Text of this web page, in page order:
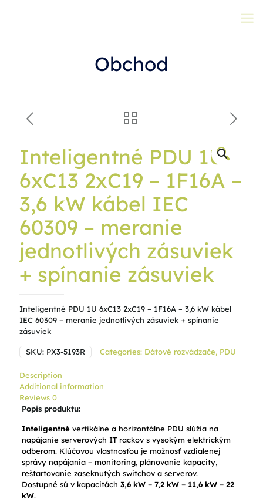
Obchod
🔍
Inteligentné PDU 1U
6xC13 2xC19 – 1F16A –
3,6 kW kábel IEC
60309 – meranie
jednotlivých zásuviek
+ spínanie zásuviek
Inteligentné PDU 1U 6xC13 2xC19 – 1F16A – 3,6 kW kábel
IEC 60309 – meranie jednotlivých zásuviek + spínanie
zásuviek
SKU: PX3-5193R Categories: Dátové rozvádzače, PDU
Description
Additional information
Reviews 0
Popis produktu:
Inteligentnévertikálne a horizontálne PDU slúžia na
napájanie serverových IT rackov s vysokým elektrickým
odberom. Klúčovou vlastnosťou je možnosť vzdialenej
správy napájania – monitoring, plánovanie kapacity,
reštartovanie zaseknutých switchov a serverov.
Dostupné sú v kapacitách 3,6 kW – 7,2 kW – 11,6 kW – 22
kW.